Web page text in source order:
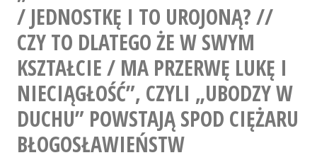
/ JEDNOSTKĘ I TO UROJONĄ? //
CZY TO DLATEGO ŻE W SWYM
KSZTAŁCIE / MA PRZERWĘ LUKĘ I
NIECIĄGŁOŚĆ”, CZYLI „UBODZY W
DUCHU” POWSTAJĄ SPOD CIĘŻARU
BŁOGOSŁAWIEŃSTW